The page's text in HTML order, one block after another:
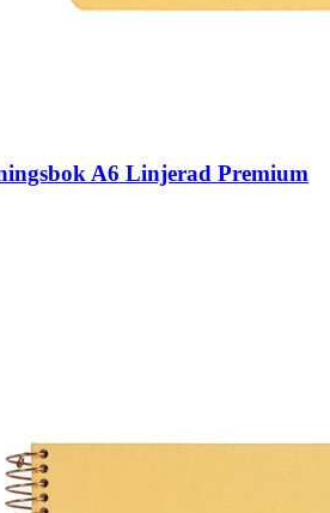
A6 Linjerad Premium